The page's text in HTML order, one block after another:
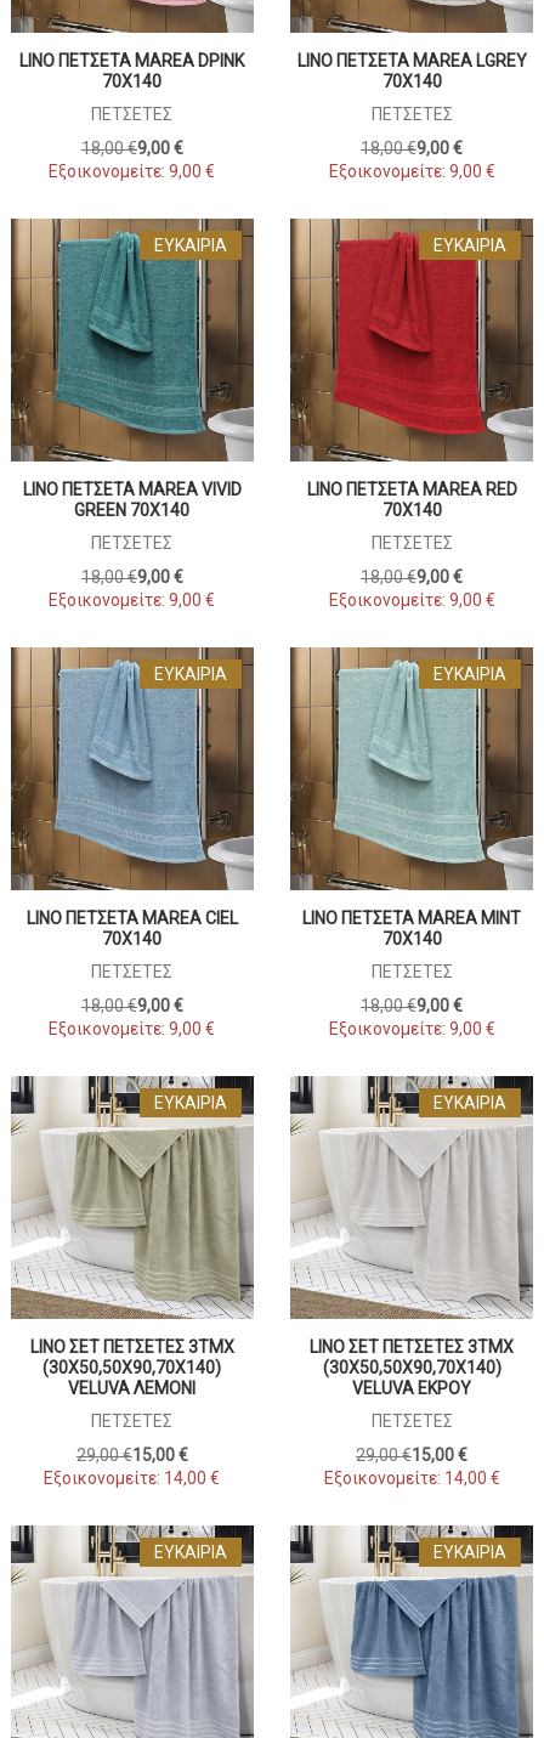
LINO ΠΕΤΣΕΤΑ MAREA DPINK
70X140
ΠΕΤΣΈΤΕΣ
18,00 €9,00 €
Εξοικονομείτε:9,00 €
LINO ΠΕΤΣΕΤΑ MAREA LGREY
70X140
ΠΕΤΣΈΤΕΣ
18,00 €9,00 €
Εξοικονομείτε: 9,00 €
ΕΥΚΑΙΡΊΑ
LINO ΠΕΤΣΕΤΑ MAREA VIVID
GREEN 70X140
ΠΕΤΣΈΤΕΣ
18,00 €9,00 €
Εξοικονομείτε:9,00 €
ΕΥΚΑΙΡΊΑ
LINO ΠΕΤΣΕΤΑ MAREA RED
70X140
ΠΕΤΣΈΤΕΣ
18,00 €9,00 €
Εξοικονομείτε: 9,00 €
ΕΥΚΑΙΡΊΑ
LINO ΠΕΤΣΕΤΑ MAREA CIEL
70X140
ΠΕΤΣΈΤΕΣ
18,00 €9,00 €
Εξοικονομείτε:9,00 €
ΕΥΚΑΙΡΊΑ
LINO ΠΕΤΣΕΤΑ MAREA MINT
70X140
ΠΕΤΣΈΤΕΣ
18,00 €9,00 €
Εξοικονομείτε: 9,00 €
ΕΥΚΑΙΡΊΑ
LINO ΣΕΤ ΠΕΤΣΈΤΕΣ 3ΤΜΧ
(30X50,50X90,70X140)
VELUVA ΛΕΜΟΝΊ
ΠΕΤΣΈΤΕΣ
29,00 €15,00 €
Εξοικονομείτε: 14,00 €
ΕΥΚΑΙΡΊΑ
LINO ΣΕΤ ΠΕΤΣΈΤΕΣ 3ΤΜΧ
(30X50,50X90,70X140)
VELUVA ΕΚΡΟΥ
ΠΕΤΣΈΤΕΣ
29,00 €15,00 €
Εξοικονομείτε: 14,00 €
ΕΥΚΑΙΡΊΑ ΕΥΚΑΙΡΊΑ